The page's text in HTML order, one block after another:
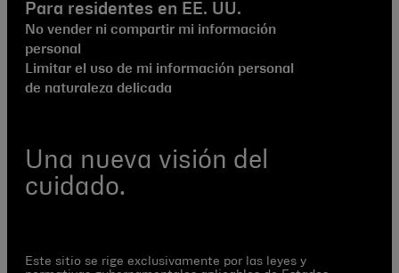
Una nueva visión del
cuidado.
Para residentes en EE. UU.
No vender ni compartir mi información
personal
Limitar el uso de mi información personal
de naturaleza delicada
Este sitio se rige exclusivamente por las leyes y